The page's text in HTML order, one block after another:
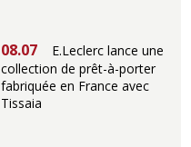
08.07
E.Leclerc lance une
collection de prêt-à-porter
fabriquée en France avec
Tissaia